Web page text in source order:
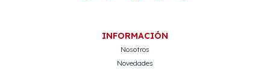
INFORMACIÓN
Nosotros
Novedades